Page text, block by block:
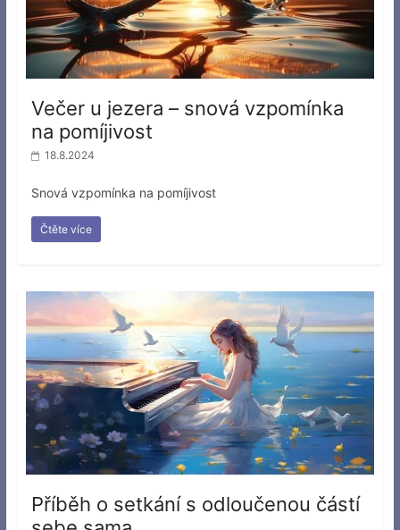
Večer u jezera – snová vzpomínka
na pomíjivost
18.8.2024
Snová vzpomínka na pomíjivost
Čtěte více
Příběh o setkání s odloučenou částí